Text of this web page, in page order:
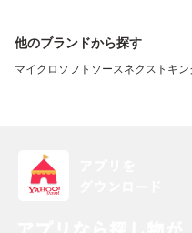
他のブランドから探す
マイクロソフト ソースネクスト キン